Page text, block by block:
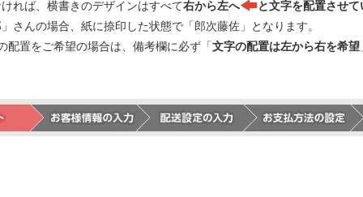
れば、横書きのデザインはすべて右から左へ
と文字を配置させ
さんの場合、紙に捺印した状態で「郎次藤佐」となります。
配置をご希望の場合は、備考欄に必ず「文字の配置は左から右を希望